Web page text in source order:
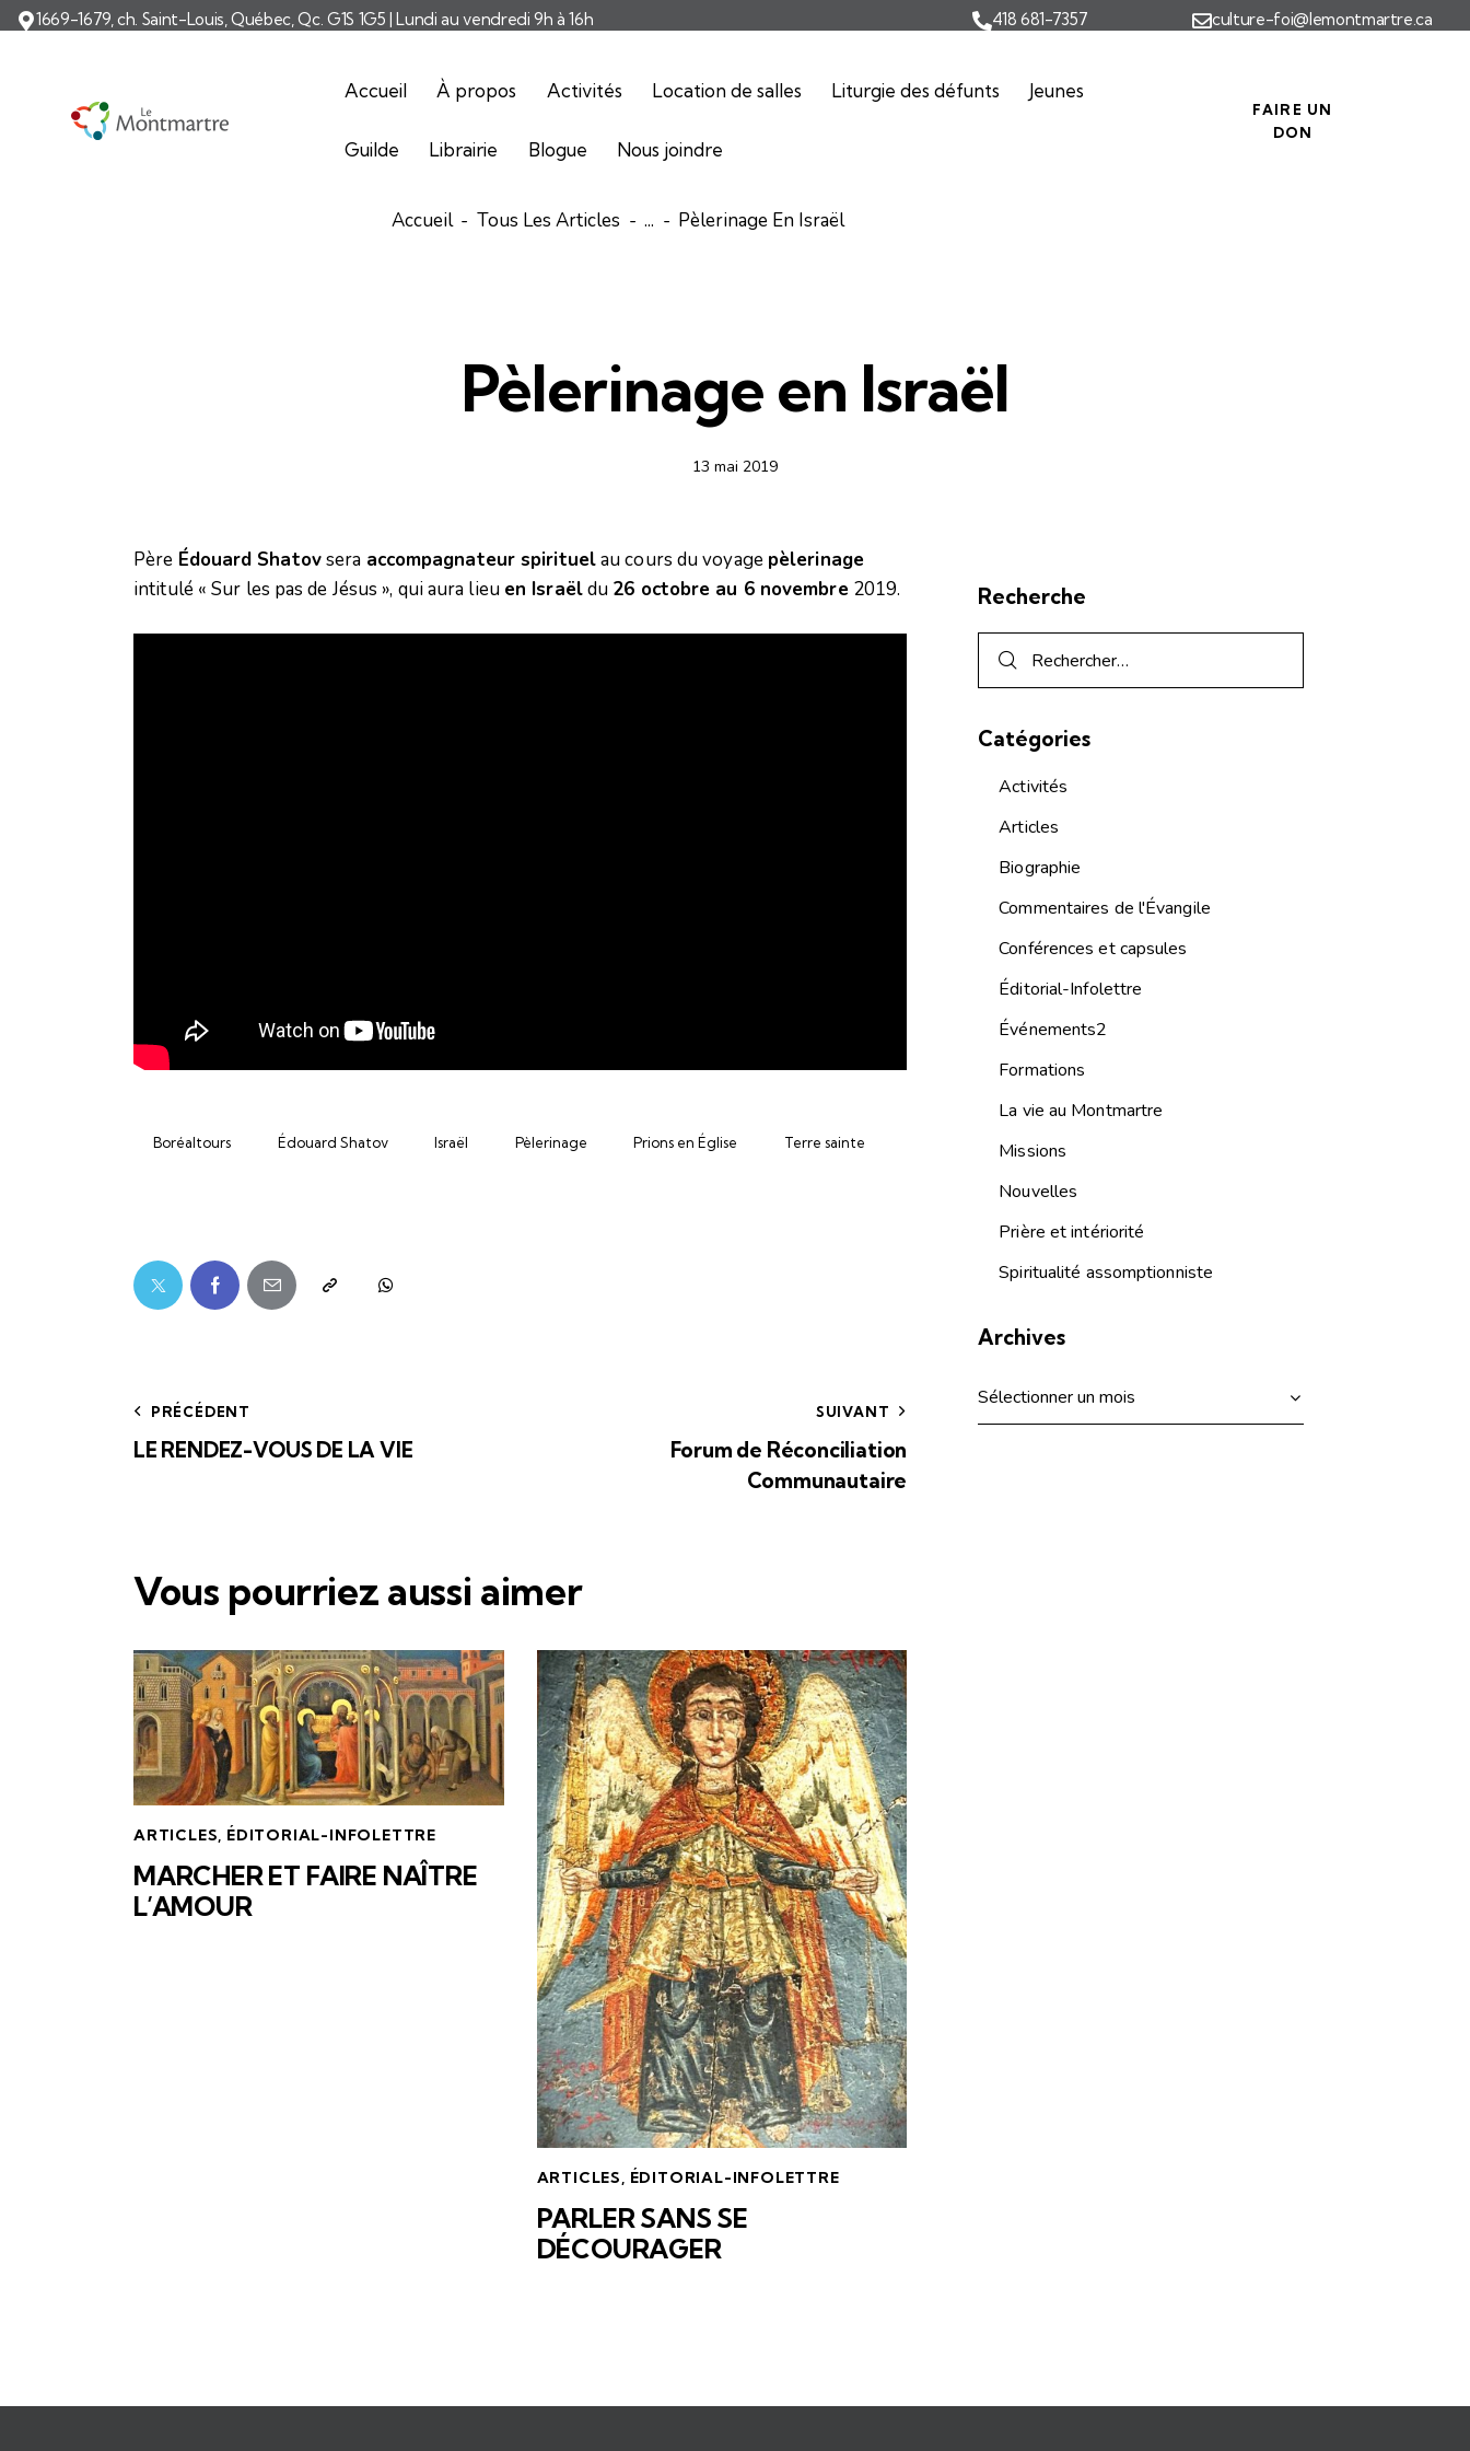
1669-1679, ch. Saint-Louis, Québec, Qc. G1S 1G5 | Lundi au vendredi 9h à 16h 418 681-7357 culture-foi@lemontmartre.ca
Accueil À propos Activités Location de salles Liturgie des défunts Jeunes
Guilde Librairie Blogue Nous joindre
FAIRE UN
DON
Accueil Tous Les Articles ... Pèlerinage En Israël
Pèlerinage en Israël
13 mai 2019
Père Édouard Shatovsera accompagnateur spirituelau cours du voyage pèlerinage
intitulé « Sur les pas de Jésus », qui aura lieu en Israëldu 26 octobre au 6 novembre 2019.
Boréaltours Édouard Shatov Israël Pèlerinage Prions en Église Terre sainte
PRÉCÉDENT
LE RENDEZ-VOUS DE LA VIE
SUIVANT
Forum de Réconciliation
Communautaire
Vous pourriez aussi aimer
ARTICLES, ÉDITORIAL-INFOLETTRE
MARCHER ET FAIRE NAÎTRE
L’AMOUR
ARTICLES, ÉDITORIAL-INFOLETTRE
PARLER SANS SE
DÉCOURAGER
Recherche
Catégories
Activités
Articles
Biographie
Commentaires de l'Évangile
Conférences et capsules
Éditorial-Infolettre
Événements2
Formations
La vie au Montmartre
Missions
Nouvelles
Prière et intériorité
Spiritualité assomptionniste
Archives